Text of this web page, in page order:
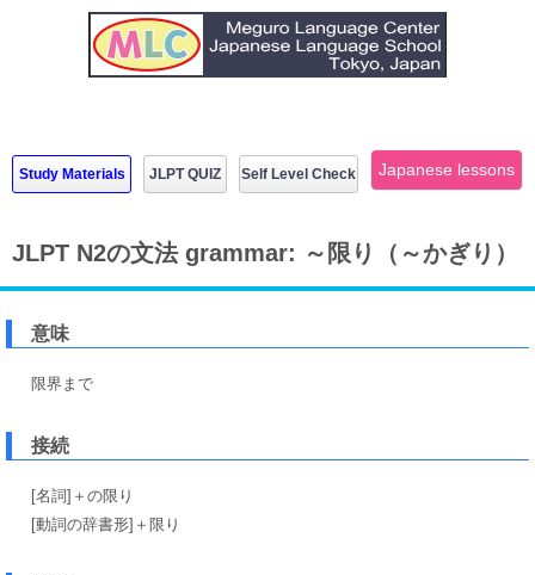
Study Materials JLPT QUIZ Self Level Check Japanese lessons
JLPT N2の文法 grammar: ～限り（～かぎり）
意味
限界まで
接続
[名詞]＋の限り
[動詞の辞書形]＋限り